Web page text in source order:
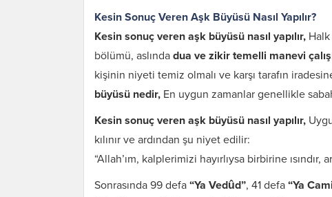
Kesin Sonuç Veren Aşk Büyüsü Nasıl Yapılır?
Kesin sonuç veren aşk büyüsü nasıl yapılır,
bölümü, aslında dua ve zikir temelli manevi
kişinin niyeti temiz olmalı ve karşı tarafın
büyüsü nedir, En uygun zamanlar genellikle
Kesin sonuç veren aşk büyüsü nasıl yapılır,
kılınır ve ardından şu niyet edilir:
“Allah’ım, kalplerimizi hayırlıysa birbirine ısındır,
Sonrasında 99 defa “Ya Vedûd”, 41 defa “Ya